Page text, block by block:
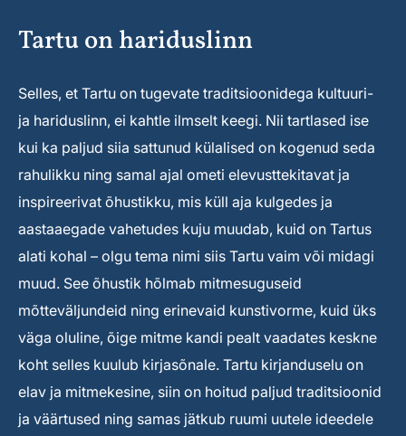
Tartu on hariduslinn
Selles, et Tartu on tugevate traditsioonidega kultuuri-
ja hariduslinn, ei kahtle ilmselt keegi. Nii tartlased ise
kui ka paljud siia sattunud külalised on kogenud seda
rahulikku ning samal ajal ometi elevusttekitavat ja
inspireerivat õhustikku, mis küll aja kulgedes ja
aastaaegade vahetudes kuju muudab, kuid on Tartus
alati kohal – olgu tema nimi siis Tartu vaim või midagi
muud. See õhustik hõlmab mitmesuguseid
mõtteväljundeid ning erinevaid kunstivorme, kuid üks
väga oluline, õige mitme kandi pealt vaadates keskne
koht selles kuulub kirjasõnale. Tartu kirjanduselu on
elav ja mitmekesine, siin on hoitud paljud traditsioonid
ja väärtused ning samas jätkub ruumi uutele ideedele